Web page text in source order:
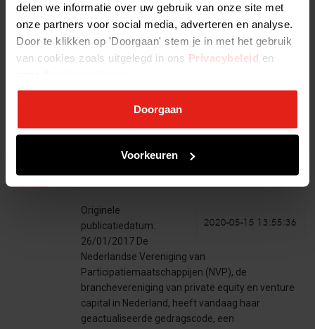
delen we informatie over uw gebruik van onze site met
onze partners voor social media, adverteren en analyse.
Door te klikken op 'Doorgaan' stem je in met het gebruik
van cookies zoals uitgelegd in ons Privacybeleid en
Doorgaan
Voorkeuren
naar de Tweede Kamerverkiezingen van 15 maart
organiseerde DFT met medewerking van de NVP
op 28 februari Het Financiële Verkiezingsdebat.
Het debat over de financiële thema’s…
Annemarie Jorritsma biedt
namens de NVP drie
initiatieven aan het parlement
aan
2020-05-15 13:55:36
Originele
publicatiedatum:
26/01/2017 De
Nederlandse Vereniging van
Participatiemaatschappijen (NVP), de
branchevereniging van private equity en venture
capital in Nederland, heeft vandaag haar
geactualiseerde gedragscode, een